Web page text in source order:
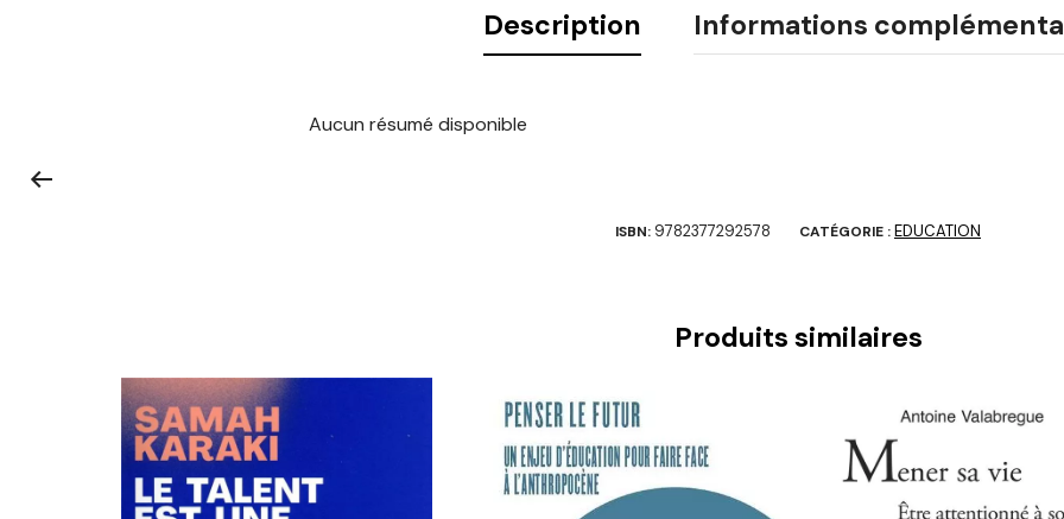
Description Informations
Aucun résumé disponible
ISBN: 9782377292578 CATÉGORIE :EDUCATION
Produits similaires